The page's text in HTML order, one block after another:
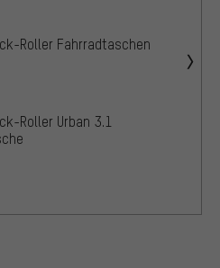
Roller Fahrradtaschen
Roller Urban 3.1